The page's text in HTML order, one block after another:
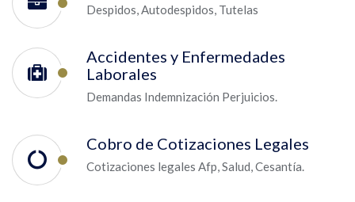
Despidos, Autodespidos, Tutelas
Accidentes y Enfermedades
Laborales
Demandas Indemnización Perjuicios.
Cobro de Cotizaciones Legales
Cotizaciones legales Afp, Salud, Cesantía.